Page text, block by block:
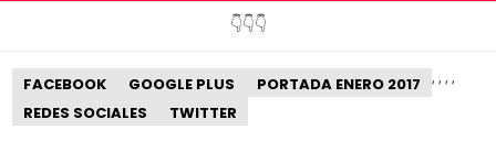
👇👇👇
FACEBOOK ,
GOOGLE PLUS ,
PORTADA ENERO 2017 ,
REDES SOCIALES
,
TWITTER